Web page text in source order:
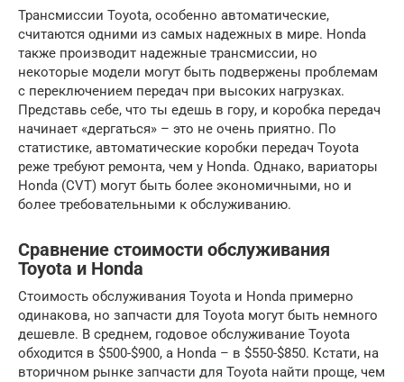
Трансмиссии Toyota, особенно автоматические,
считаются одними из самых надежных в мире. Honda
также производит надежные трансмиссии, но
некоторые модели могут быть подвержены проблемам
с переключением передач при высоких нагрузках.
Представь себе, что ты едешь в гору, и коробка передач
начинает «дергаться» – это не очень приятно. По
статистике, автоматические коробки передач Toyota
реже требуют ремонта, чем у Honda. Однако, вариаторы
Honda (CVT) могут быть более экономичными, но и
более требовательными к обслуживанию.
Сравнение стоимости обслуживания
Toyota и Honda
Стоимость обслуживания Toyota и Honda примерно
одинакова, но запчасти для Toyota могут быть немного
дешевле. В среднем, годовое обслуживание Toyota
обходится в $500-$900, а Honda – в $550-$850. Кстати, на
вторичном рынке запчасти для Toyota найти проще, чем